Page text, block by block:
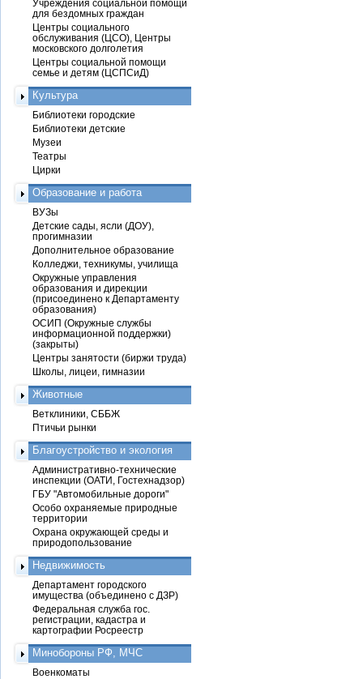
Учреждения социальной помощи
для бездомных граждан
Центры социального
обслуживания (ЦСО), Центры
московского долголетия
Центры социальной помощи
семье и детям (ЦСПСиД)
Культура
Библиотеки городские
Библиотеки детские
Музеи
Театры
Цирки
Образование и работа
ВУЗы
Детские сады, ясли (ДОУ),
прогимназии
Дополнительное образование
Колледжи, техникумы, училища
Окружные управления
образования и дирекции
(присоединено к Департаменту
образования)
ОСИП (Окружные службы
информационной поддержки)
(закрыты)
Центры занятости (биржи труда)
Школы, лицеи, гимназии
Животные
Ветклиники, СББЖ
Птичьи рынки
Благоустройство и экология
Административно-технические
инспекции (ОАТИ, Гостехнадзор)
ГБУ "Автомобильные дороги"
Особо охраняемые природные
территории
Охрана окружающей среды и
природопользование
Недвижимость
Департамент городского
имущества (объединено с ДЗР)
Федеральная служба гос.
регистрации, кадастра и
картографии Росреестр
Минобороны РФ, МЧС
Военкоматы